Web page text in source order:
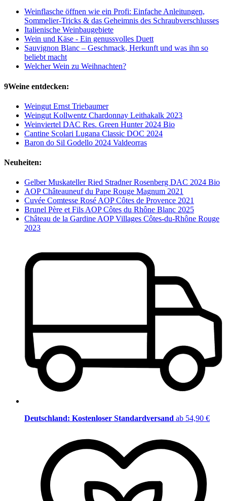
Weinflasche öffnen wie ein Profi: Einfache Anleitungen,
Sommelier-Tricks & das Geheimnis des Schraubverschlusses
Italienische Weinbaugebiete
Wein und Käse - Ein genussvolles Duett
Sauvignon Blanc – Geschmack, Herkunft und was ihn so
beliebt macht
Welcher Wein zu Weihnachten?
9Weine entdecken:
Weingut Ernst Triebaumer
Weingut Kollwentz Chardonnay Leithakalk 2023
Weinviertel DAC Res. Green Hunter 2024 Bio
Cantine Scolari Lugana Classic DOC 2024
Baron do Sil Godello 2024 Valdeorras
Neuheiten:
Gelber Muskateller Ried Stradner Rosenberg DAC 2024 Bio
AOP Châteauneuf du Pape Rouge Magnum 2021
Cuvée Comtesse Rosé AOP Côtes de Provence 2021
Brunel Père et Fils AOP Côtes du Rhône Blanc 2025
Château de la Gardine AOP Villages Côtes-du-Rhône Rouge
2023
Deutschland: Kostenloser Standardversand ab 54,90 €